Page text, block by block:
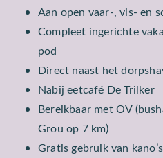
Aan open vaar-, vis- en
Compleet ingerichte
pod
Direct naast het
Nabij eetcafé De Trilker
Bereikbaar met OV
Grou op 7 km)
Gratis gebruik van